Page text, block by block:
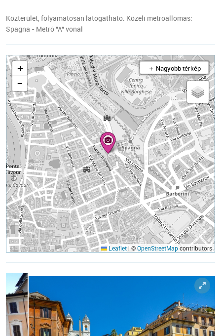
Közterület, folyamatosan látogatható. Közeli metróállomás:
Spagna - Metró "A" vonal
+
−
＋ Nagyobb térkép
Leaflet| ©OpenStreetMapcontributors